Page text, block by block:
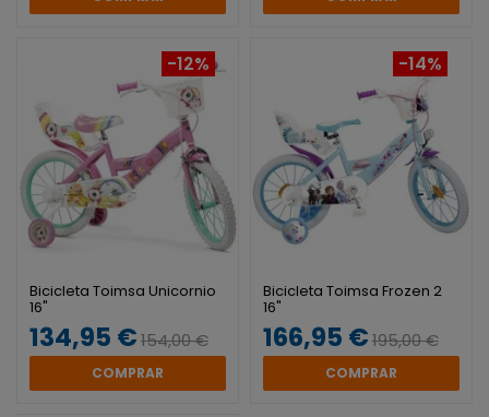
-12%
Bicicleta Toimsa Unicornio
16"
134,95 €154,00 €
COMPRAR
-14%
Bicicleta Toimsa Frozen 2
16"
166,95 €195,00 €
COMPRAR